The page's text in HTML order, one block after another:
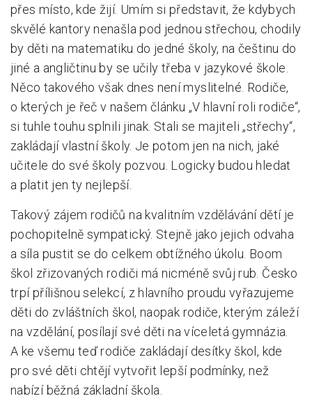
přes místo, kde žijí. Umím si představit, že kdybych
skvělé kantory nenašla pod jednou střechou, chodily
by děti na matematiku do jedné školy, na češtinu do
jiné a angličtinu by se učily třeba v jazykové škole.
Něco takového však dnes není myslitelné. Rodiče,
o kterých je řeč v našem článku „V hlavní roli rodiče“,
si tuhle touhu splnili jinak. Stali se majiteli „střechy“,
zakládají vlastní školy. Je potom jen na nich, jaké
učitele do své školy pozvou. Logicky budou hledat
a platit jen ty nejlepší.
Takový zájem rodičů na kvalitním vzdělávání dětí je
pochopitelně sympatický. Stejně jako jejich odvaha
a síla pustit se do celkem obtížného úkolu. Boom
škol zřizovaných rodiči má nicméně svůj rub. Česko
trpí přílišnou selekcí, z hlavního proudu vyřazujeme
děti do zvláštních škol, naopak rodiče, kterým záleží
na vzdělání, posílají své děti na víceletá gymnázia.
A ke všemu teď rodiče zakládají desítky škol, kde
pro své děti chtějí vytvořit lepší podmínky, než
nabízí běžná základní škola.